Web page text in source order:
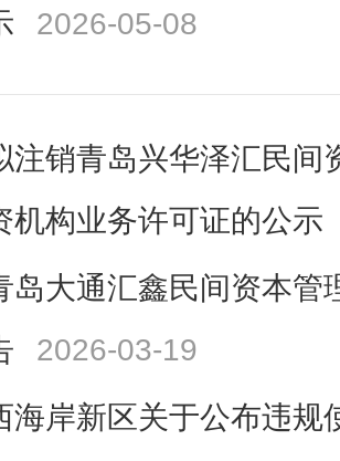
2026-05-08
注销青岛兴华泽汇民间
机构业务许可证的公示
岛大通汇鑫民间资本管
2026-03-19
海岸新区关于公布违规